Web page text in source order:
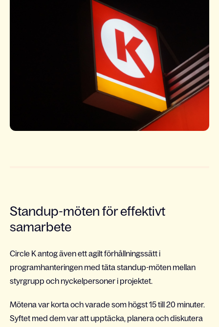
Standup-möten för effektivt
samarbete
Circle K antog även ett agilt förhållningssätt i
programhanteringen med täta standup-möten mellan
styrgrupp och nyckelpersoner i projektet.
Mötena var korta och varade som högst 15 till 20 minuter.
Syftet med dem var att upptäcka, planera och diskutera